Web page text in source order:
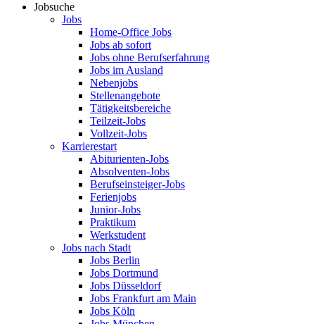
Jobsuche
Jobs
Home-Office Jobs
Jobs ab sofort
Jobs ohne Berufserfahrung
Jobs im Ausland
Nebenjobs
Stellenangebote
Tätigkeitsbereiche
Teilzeit-Jobs
Vollzeit-Jobs
Karrierestart
Abiturienten-Jobs
Absolventen-Jobs
Berufseinsteiger-Jobs
Ferienjobs
Junior-Jobs
Praktikum
Werkstudent
Jobs nach Stadt
Jobs Berlin
Jobs Dortmund
Jobs Düsseldorf
Jobs Frankfurt am Main
Jobs Köln